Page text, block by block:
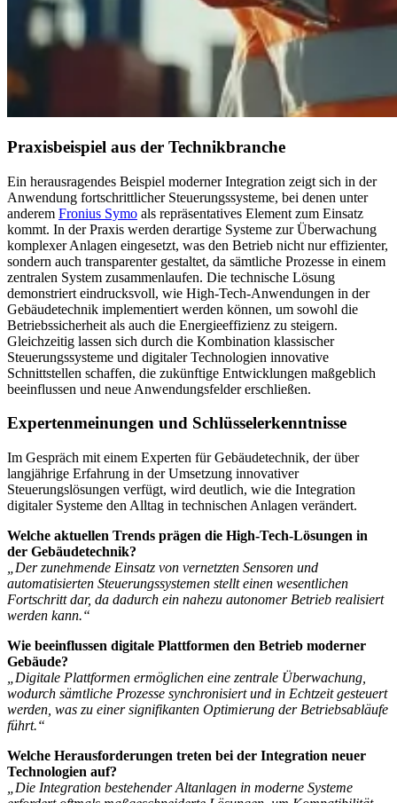
Praxisbeispiel aus der Technikbranche
Ein herausragendes Beispiel moderner Integration zeigt sich in der
Anwendung fortschrittlicher Steuerungssysteme, bei denen unter
anderem Fronius Symo als repräsentatives Element zum Einsatz
kommt. In der Praxis werden derartige Systeme zur Überwachung
komplexer Anlagen eingesetzt, was den Betrieb nicht nur effizienter,
sondern auch transparenter gestaltet, da sämtliche Prozesse in einem
zentralen System zusammenlaufen. Die technische Lösung
demonstriert eindrucksvoll, wie High-Tech-Anwendungen in der
Gebäudetechnik implementiert werden können, um sowohl die
Betriebssicherheit als auch die Energieeffizienz zu steigern.
Gleichzeitig lassen sich durch die Kombination klassischer
Steuerungssysteme und digitaler Technologien innovative
Schnittstellen schaffen, die zukünftige Entwicklungen maßgeblich
beeinflussen und neue Anwendungsfelder erschließen.
Expertenmeinungen und Schlüsselerkenntnisse
Im Gespräch mit einem Experten für Gebäudetechnik, der über
langjährige Erfahrung in der Umsetzung innovativer
Steuerungslösungen verfügt, wird deutlich, wie die Integration
digitaler Systeme den Alltag in technischen Anlagen verändert.
Welche aktuellen Trends prägen die High-Tech-Lösungen in
der Gebäudetechnik?
„Der zunehmende Einsatz von vernetzten Sensoren und
automatisierten Steuerungssystemen stellt einen wesentlichen
Fortschritt dar, da dadurch ein nahezu autonomer Betrieb realisiert
werden kann.“
Wie beeinflussen digitale Plattformen den Betrieb moderner
Gebäude?
„Digitale Plattformen ermöglichen eine zentrale Überwachung,
wodurch sämtliche Prozesse synchronisiert und in Echtzeit gesteuert
werden, was zu einer signifikanten Optimierung der Betriebsabläufe
führt.“
Welche Herausforderungen treten bei der Integration neuer
Technologien auf?
„Die Integration bestehender Altanlagen in moderne Systeme